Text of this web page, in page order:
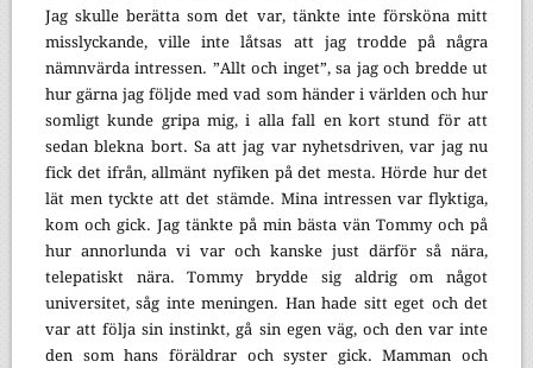
Jag skulle berätta som det var, tänkte inte försköna mitt
misslyckande, ville inte låtsas att jag trodde på några
nämnvärda intressen. ”Allt och inget”, sa jag och bredde ut
hur gärna jag följde med vad som händer i världen och hur
somligt kunde gripa mig, i alla fall en kort stund för att
sedan blekna bort. Sa att jag var nyhetsdriven, var jag nu
fick det ifrån, allmänt nyfiken på det mesta. Hörde hur det
lät men tyckte att det stämde. Mina intressen var flyktiga,
kom och gick. Jag tänkte på min bästa vän Tommy och på
hur annorlunda vi var och kanske just därför så nära,
telepatiskt nära. Tommy brydde sig aldrig om något
universitet, såg inte meningen. Han hade sitt eget och det
var att följa sin instinkt, gå sin egen väg, och den var inte
den som hans föräldrar och syster gick. Mamman och